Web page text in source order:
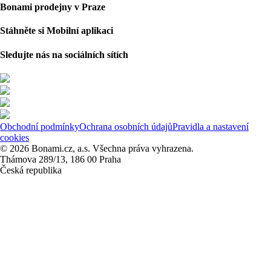
Bonami prodejny v Praze
Stáhněte si Mobilní aplikaci
Sledujte nás na sociálních sítích
Obchodní podmínkyOchrana osobních údajůPravidla a nastavení
cookies
© 2026 Bonami.cz, a.s. Všechna práva vyhrazena.
Thámova 289/13, 186 00 Praha
Česká republika